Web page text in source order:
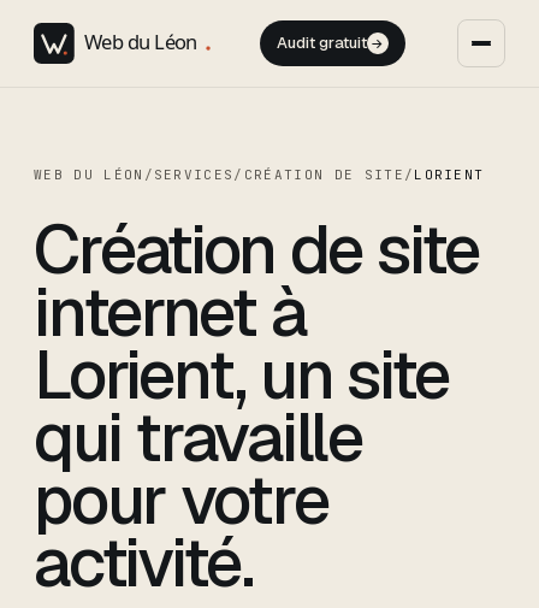
Audit gratuit →
WEB DU LÉON / SERVICES / CRÉATION DE SITE / LORIENT
Création de site
internet à
Lorient, un site
qui travaille
pour votre
activité.